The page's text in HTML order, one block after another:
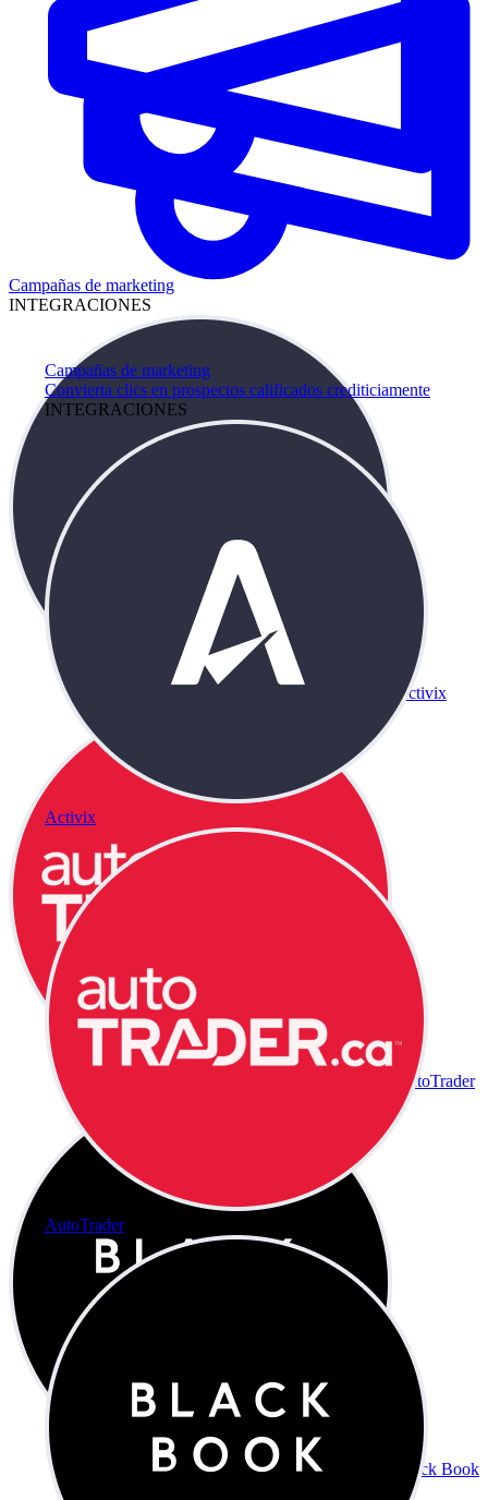
Campañas de marketing
Convierta clics en prospectos calificados crediticiamente
INTEGRACIONES
Activix
AutoTrader
Campañas de marketing
INTEGRACIONES
Activix
AutoTrader
Black Book